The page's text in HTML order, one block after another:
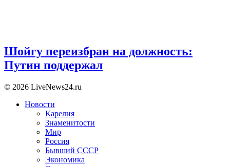
Шойгу переизбран на должность:
Путин поддержал
© 2026 LiveNews24.ru
Новости
Карелия
Знаменитости
Мир
Россия
Бывший СССР
Экономика